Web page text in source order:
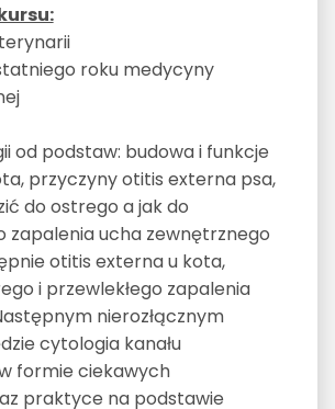
roku medycyny
od podstaw: budowa i funkcje
przyczyny otitis externa psa,
do ostrego a jak do
zapalenia ucha zewnętrznego
otitis externa u kota,
i przewlekłego zapalenia
nierozłącznym
cytologia kanału
formie ciekawych
praktyce na podstawie